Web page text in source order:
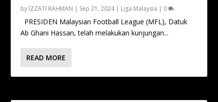
by IZZATI RAHMAN | Sep 21, 2024| Liga Malaysia | 0
PRESIDEN Malaysian Football League (MFL), Datuk
Ab Ghani Hassan, telah melakukan kunjungan...
READ MORE